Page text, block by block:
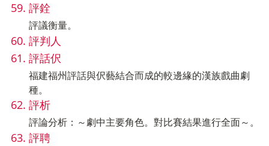
評銓
評議衡量。
評判人
評話伬
福建福州評話與伬藝結合而成的較邊緣的漢族戲曲劇
種。
評析
評論分析：～劇中主要角色。對比賽結果進行全面～。
評聘